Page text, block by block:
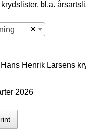
bl.a.
×
Hans Henrik Larsens
2026